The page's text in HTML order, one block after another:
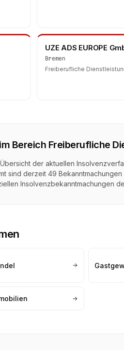
UZE ADS EUROPE
Bremen
Freiberufliche
im Bereich Freiberufliche
der aktuellen
sind derzeit 49 Bekanntmachungen
Insolvenzbekanntmachungen